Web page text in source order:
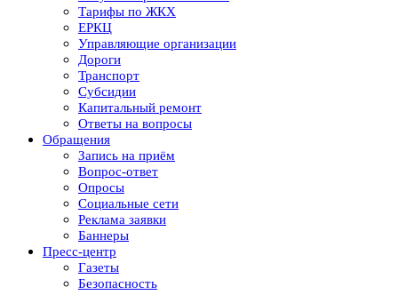
Тарифы по ЖКХ
ЕРКЦ
Управляющие организации
Дороги
Транспорт
Субсидии
Капитальный ремонт
Ответы на вопросы
Обращения
Запись на приём
Вопрос-ответ
Опросы
Социальные сети
Реклама заявки
Баннеры
Пресс-центр
Газеты
Безопасность